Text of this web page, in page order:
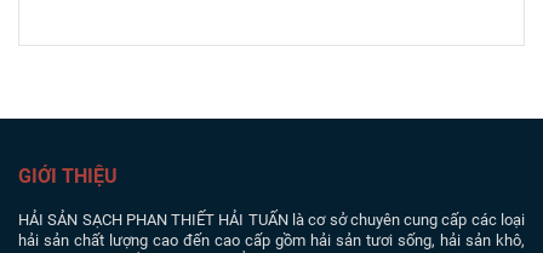
GIỚI THIỆU
HẢI SẢN SẠCH PHAN THIẾT HẢI TUẤN là cơ sở chuyên cung cấp các loại
hải sản chất lượng cao đến cao cấp gồm hải sản tươi sống, hải sản khô,